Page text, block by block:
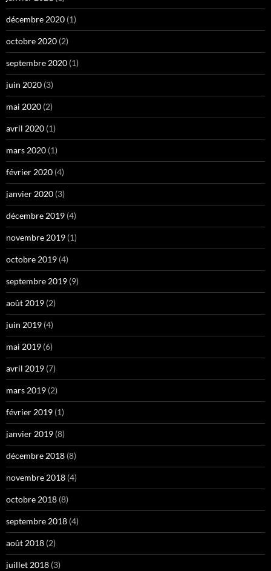
décembre 2020 (1)
octobre 2020 (2)
septembre 2020 (1)
juin 2020 (3)
mai 2020 (2)
avril 2020 (1)
mars 2020 (1)
février 2020 (4)
janvier 2020 (3)
décembre 2019 (4)
novembre 2019 (1)
octobre 2019 (4)
septembre 2019 (9)
août 2019 (2)
juin 2019 (4)
mai 2019 (6)
avril 2019 (7)
mars 2019 (2)
février 2019 (1)
janvier 2019 (8)
décembre 2018 (8)
novembre 2018 (4)
octobre 2018 (8)
septembre 2018 (4)
août 2018 (2)
juillet 2018 (3)